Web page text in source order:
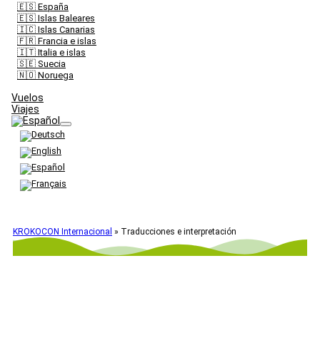
🇪🇸 España
🇪🇸 Islas Baleares
🇮🇨 Islas Canarias
🇫🇷 Francia e islas
🇮🇹 Italia e islas
🇸🇪 Suecia
🇳🇴 Noruega
Vuelos
Viajes
KROKOCON Internacional » Traducciones e interpretación